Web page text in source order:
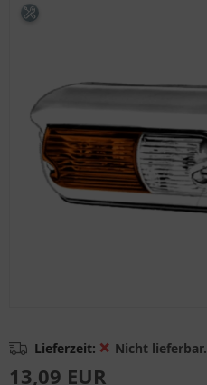
Lieferzeit: ❌ Nicht lieferbar.
13,09 EUR